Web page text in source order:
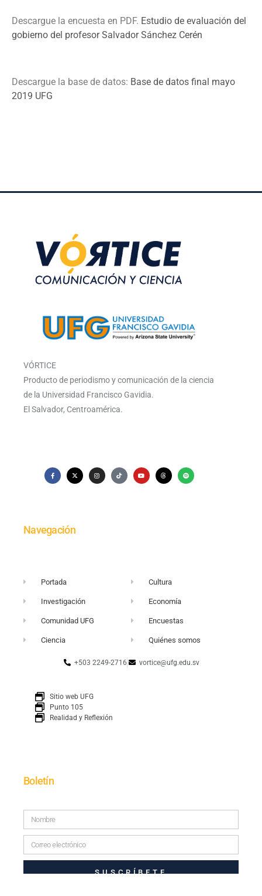
Descargue la encuesta en PDF. Estudio de evaluación del
gobierno del profesor Salvador Sánchez Cerén
Descargue la base de datos: Base de datos final mayo
2019 UFG
VÓRTICE
Producto de periodismo y comunicación de la ciencia
de la Universidad Francisco Gavidia.
El Salvador, Centroamérica.
Navegación
Portada
Investigación
Comunidad UFG
Ciencia
Cultura
Economía
Encuestas
Quiénes somos
+503 2249-2716 vortice@ufg.edu.sv
Sitio web UFG
Punto 105
Realidad y Reflexión
Boletín
SUSCRÍBETE